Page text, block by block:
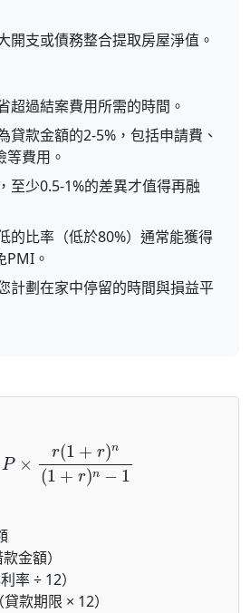
開支或債務整合提取房屋淨值。
超過結案費用所需的時間。
貸款金額的2-5%，包括申請費、
費用。
至少0.5-1%的差異才值得再融
的比率（低於80%）通常能獲得
PMI。
計劃在家中停留的時間與損益平
)n(1 + )n−
金額）
率 ÷ 12）
款期限 × 12）